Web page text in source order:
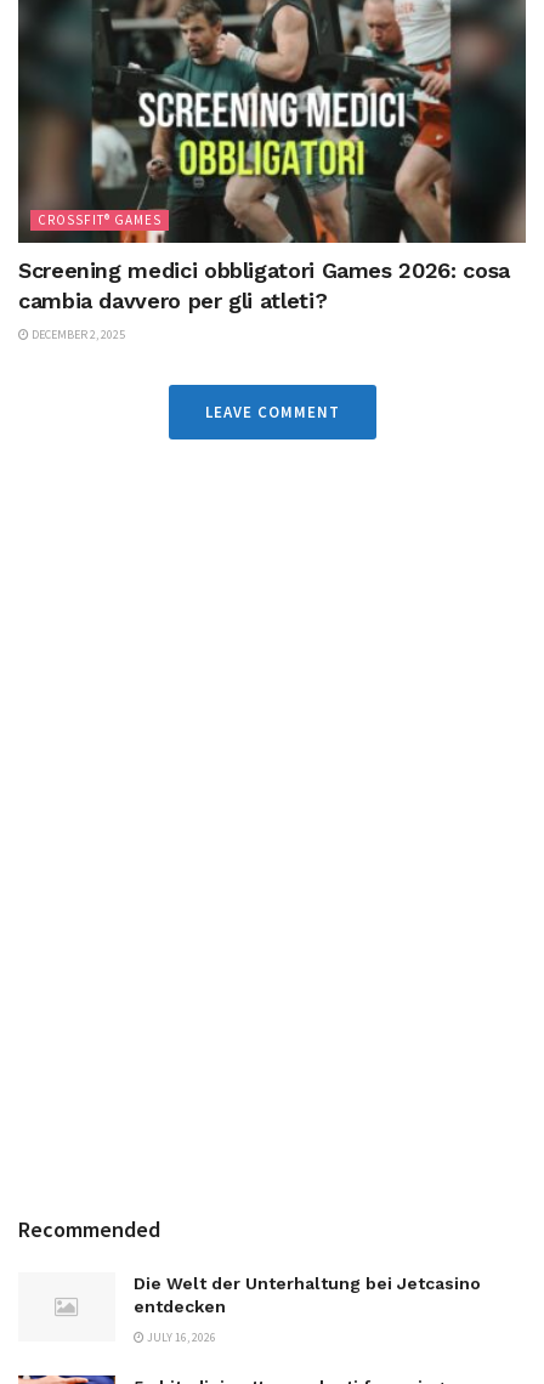
CROSSFIT® GAMES
Screening medici obbligatori Games 2026: cosa
cambia davvero per gli atleti?
DECEMBER 2, 2025
LEAVE COMMENT
Recommended
Die Welt der Unterhaltung bei Jetcasino
entdecken
JULY 16, 2026